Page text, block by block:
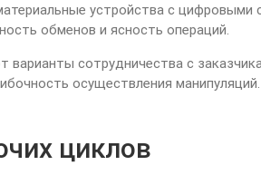
устройства с
обменов и ясность операций.
варианты сотрудничества с
осуществления
циклов